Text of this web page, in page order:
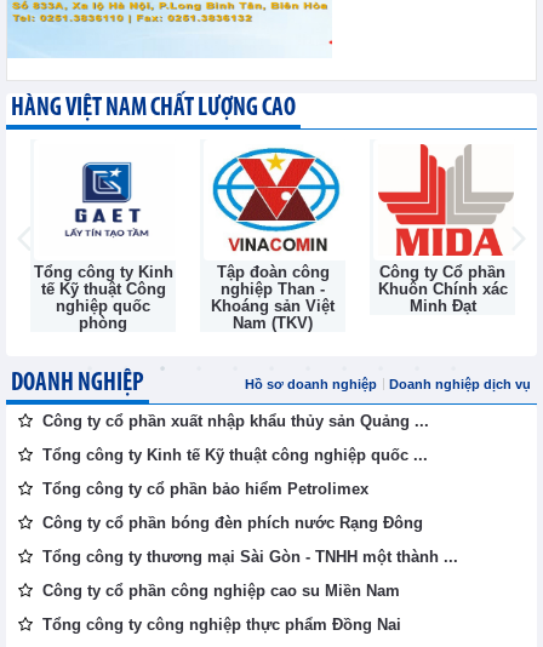
HÀNG VIỆT NAM CHẤT LƯỢNG CAO
Tổng công ty Kinh
tế Kỹ thuật Công
nghiệp quốc
phòng
Tập đoàn công
nghiệp Than -
Khoáng sản Việt
Nam (TKV)
Công ty Cổ phần
Khuôn Chính xác
Minh Đạt
DOANH NGHIỆP Hồ sơ doanh nghiệp Doanh nghiệp dịch vụ
Công ty cổ phần xuất nhập khẩu thủy sản Quảng ...
Tổng công ty Kinh tế Kỹ thuật công nghiệp quốc ...
Tổng công ty cổ phần bảo hiểm Petrolimex
Công ty cổ phần bóng đèn phích nước Rạng Đông
Tổng công ty thương mại Sài Gòn - TNHH một thành ...
Công ty cổ phần công nghiệp cao su Miền Nam
Tổng công ty công nghiệp thực phẩm Đồng Nai